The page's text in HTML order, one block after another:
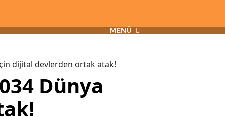
MENÜ
dijital devlerden ortak atak!
Dünya